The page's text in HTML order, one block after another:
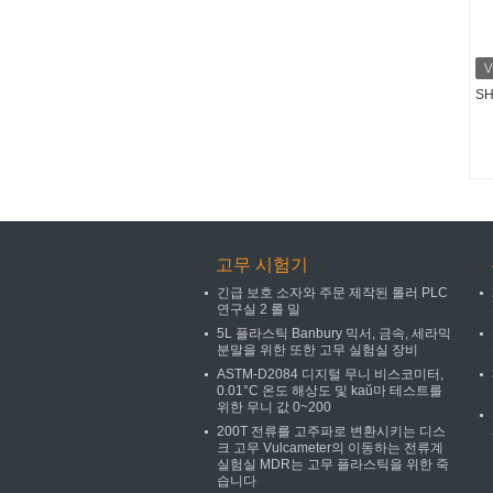
고무 시험기
긴급 보호 소자와 주문 제작된 롤러 PLC
연구실 2 롤 밀
5L 플라스틱 Banbury 믹서, 금속, 세라믹
분말을 위한 또한 고무 실험실 장비
ASTM-D2084 디지털 무니 비스코미터,
0.01°C 온도 해상도 및 kaŭ마 테스트를
위한 무니 값 0~200
200T 전류를 고주파로 변환시키는 디스
크 고무 Vulcameter의 이동하는 전류계
실험실 MDR는 고무 플라스틱을 위한 죽
습니다